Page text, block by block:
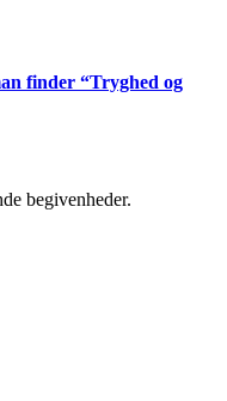
finder “Tryghed og
begivenheder.